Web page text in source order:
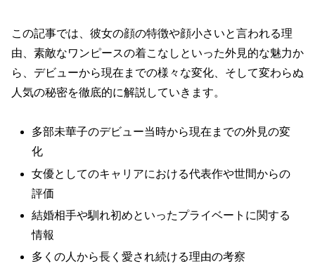
この記事では、彼女の顔の特徴や顔小さいと言われる理
由、素敵なワンピースの着こなしといった外見的な魅力か
ら、デビューから現在までの様々な変化、そして変わらぬ
人気の秘密を徹底的に解説していきます。
多部未華子のデビュー当時から現在までの外見の変
化
女優としてのキャリアにおける代表作や世間からの
評価
結婚相手や馴れ初めといったプライベートに関する
情報
多くの人から長く愛され続ける理由の考察